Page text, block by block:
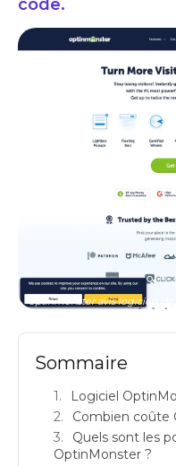
code.
optinmonster avis logiciels de
Sommaire
Logiciel
Combien coûte
Quels sont les
OptinMonster ?